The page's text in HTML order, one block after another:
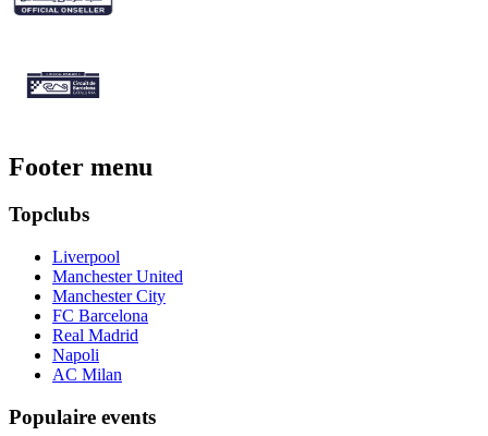
Footer menu
Topclubs
Liverpool
Manchester United
Manchester City
FC Barcelona
Real Madrid
Napoli
AC Milan
Populaire events